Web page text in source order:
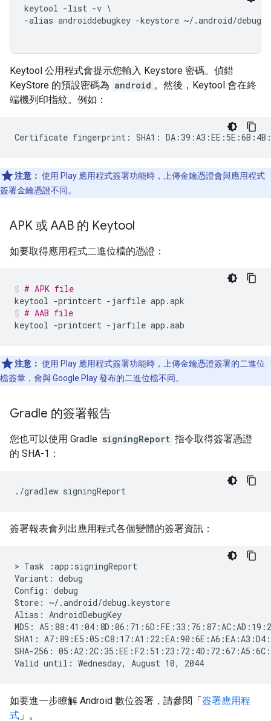
keytool -list -v \
-alias androiddebugkey -keystore ~/.android/
Keytool 公用程式會提示您輸入 Keystore 密碼。偵錯
KeyStore 的預設密碼為 android 。然後，Keytool 會在終
端機列印指紋。例如：
注意： 使用 Play 應用程式簽署功能時，上傳金鑰憑證會與應用程式
簽署金鑰憑證不同。
APK 或 AAB 的 Keytool
如要取得應用程式二進位檔的憑證：
# APK file
keytool -printcert -jarfile app.apk
# AAB file
keytool -printcert -jarfile app.aab
注意： 使用 Play 應用程式簽署功能時，上傳金鑰憑證簽署的二進位
檔簽章，會與 Google Play 發布的二進位檔不同。
Gradle 的簽署報告
您也可以使用 Gradle signingReport 指令取得簽署憑證
的 SHA-1：
簽署報表會列出應用程式各個變體的簽署資訊：
> Task :app:signingReport
Variant: debug
Config: debug
Store: ~/.android/debug.keystore
Alias: AndroidDebugKey
MD5:
SHA1:
SHA-256:
如要進一步瞭解 Android 數位簽署，請參閱「簽署應用程
式 」。